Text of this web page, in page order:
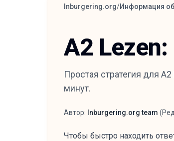
Inburgering.org/Информация
A2
Простая стратегия для
минут.
Автор
Автор: Inburgering.org team (
Чтобы быстро находить